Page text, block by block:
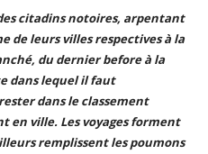
citadins notoires, arpentant
de leurs villes respectives à la
du dernier before à la
dans lequel il faut
dans le classement
en ville. Les voyages forment
remplissent les poumons